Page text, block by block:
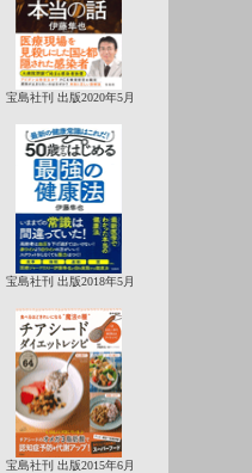
宝島社刊 出版2020年5月
宝島社刊 出版2018年5月
宝島社刊 出版2015年6月